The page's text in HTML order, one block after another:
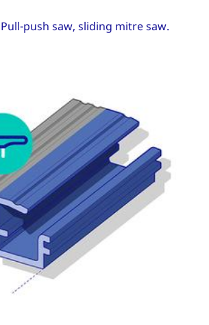
push saw, sliding mitre saw.